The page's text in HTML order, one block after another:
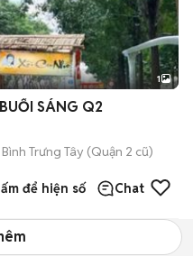
1
SÁNG Q2
Trưng Tây (Quận 2 cũ)
để hiện số Chat